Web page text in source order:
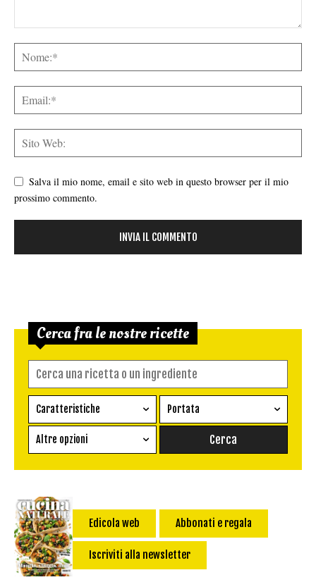
Salva il mio nome, email e sito web in questo browser per il mio
prossimo commento.
Cerca fra le nostre ricette
Caratteristiche
Ricetta vegetariana
Senza glutine
senza uova
Vegan
Portata
Conserva
Pane
Primo
Salsa
Altre opzioni
Impatto Glicemico:
Calorie max (kcal):
Edicola web Abbonati e regala
Iscriviti alla newsletter